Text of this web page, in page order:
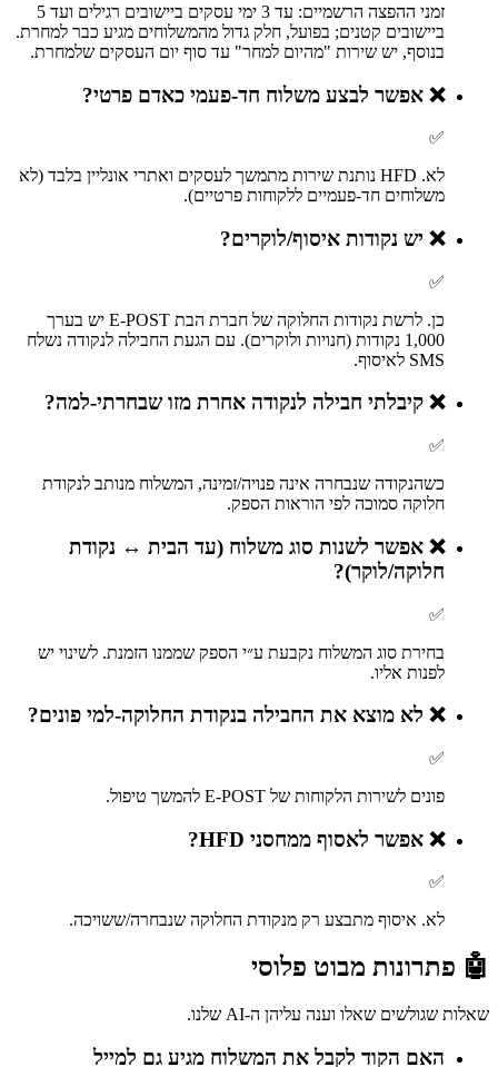
זמני ההפצה הרשמיים: עד 3 ימי עסקים ביישובים רגילים ועד 5
ביישובים קטנים; בפועל, חלק גדול מהמשלוחים מגיע כבר למחרת.
בנוסף, יש שירות "מהיום למחר" עד סוף יום העסקים שלמחרת.
❌ אפשר לבצע משלוח חד-פעמי כאדם פרטי?
✅
לא. HFD נותנת שירות מתמשך לעסקים ואתרי אונליין בלבד (לא
משלוחים חד-פעמיים ללקוחות פרטיים).
❌ יש נקודות איסוף/לוקרים?
✅
כן. לרשת נקודות החלוקה של חברת הבת E-POST יש בערך
1,000 נקודות (חנויות ולוקרים). עם הגעת החבילה לנקודה נשלח
SMS לאיסוף.
❌ קיבלתי חבילה לנקודה אחרת מזו שבחרתי-למה?
✅
כשהנקודה שנבחרה אינה פנויה/זמינה, המשלוח מנותב לנקודת
חלוקה סמוכה לפי הוראות הספק.
❌ אפשר לשנות סוג משלוח (עד הבית ↔ נקודת
חלוקה/לוקר)?
✅
בחירת סוג המשלוח נקבעת ע״י הספק שממנו הזמנת. לשינוי יש
לפנות אליו.
❌ לא מוצא את החבילה בנקודת החלוקה-למי פונים?
✅
פונים לשירות הלקוחות של E-POST להמשך טיפול.
❌ אפשר לאסוף ממחסני HFD?
✅
לא. איסוף מתבצע רק מנקודת החלוקה שנבחרה/ששויכה.
🤖 פתרונות מבוט פלוסי
שאלות שגולשים שאלו וענה עליהן ה-AI שלנו.
האם הקוד לקבל את המשלוח מגיע גם למייל